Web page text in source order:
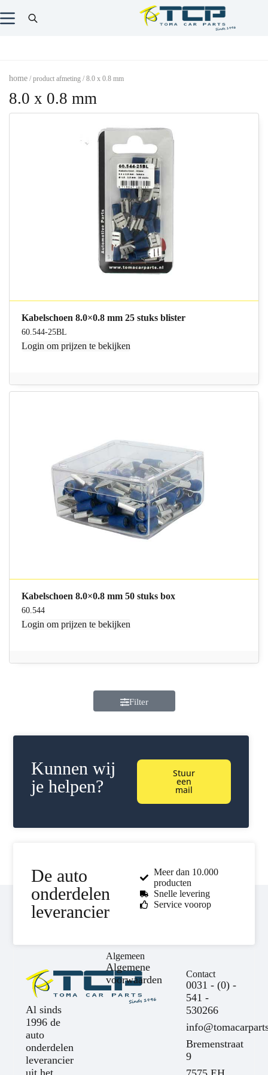
home / product afmeting / 8.0 x 0.8 mm
8.0 x 0.8 mm
Kabelschoen 8.0×0.8 mm 25 stuks blister
60.544-25BL
Login om prijzen te bekijken
Kabelschoen 8.0×0.8 mm 50 stuks box
60.544
Login om prijzen te bekijken
Filter
Kunnen wij
je helpen?
Stuur
een
mail
De auto
onderdelen
leverancier
Meer dan 10.000
producten
Snelle levering
Service voorop
Al sinds
1996 de
auto
onderdelen
leverancier
uit het
Algemeen
Algemene
voorwaarden
Contact
0031 - (0) -
541 -
530266
Bremenstraat
9